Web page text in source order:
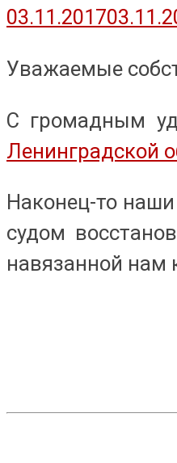
03.11.2017
Уважаемые
С громадным
Ленинградской
Наконец-то
судом
навязанной нам